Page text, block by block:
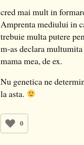
cred mai mult in
Amprenta mediului in
trebuie multa putere
m-as declara
mama mea, de ex.
Nu genetica ne
la asta.
0